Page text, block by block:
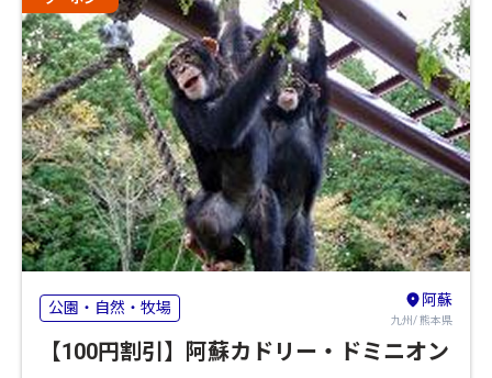
公園・自然・牧場 阿蘇
九州/ 熊本県
【100円割引】阿蘇カドリー・ドミニオン